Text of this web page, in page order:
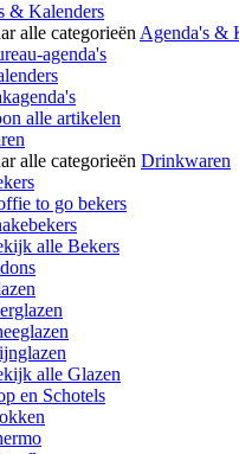
& Kalenders
alle categorieën Agenda's &
agenda's
alle artikelen
alle categorieën Drinkwaren
to go bekers
alle Bekers
alle Glazen
en Schotels